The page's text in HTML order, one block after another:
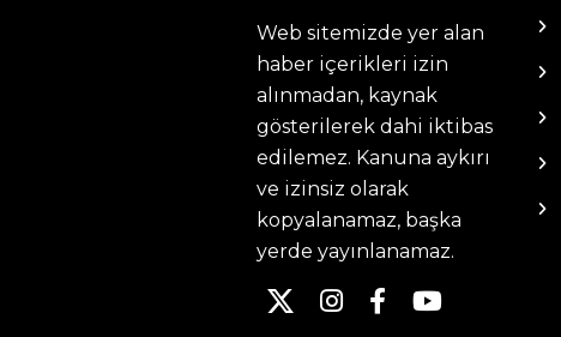
Web sitemizde yer alan
haber içerikleri izin
alınmadan, kaynak
gösterilerek dahi iktibas
edilemez. Kanuna aykırı
ve izinsiz olarak
kopyalanamaz, başka
yerde yayınlanamaz.